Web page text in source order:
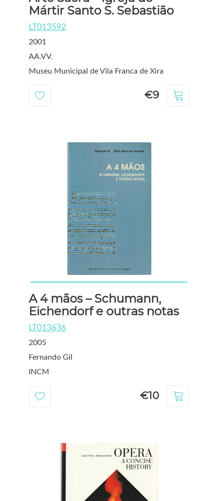
Mártir Santo S. Sebastião
LT013592
2001
AA.VV.
Museu Municipal de Vila Franca de Xira
€9
A 4 mãos – Schumann,
Eichendorf e outras notas
LT013636
2005
Fernando Gil
INCM
€10